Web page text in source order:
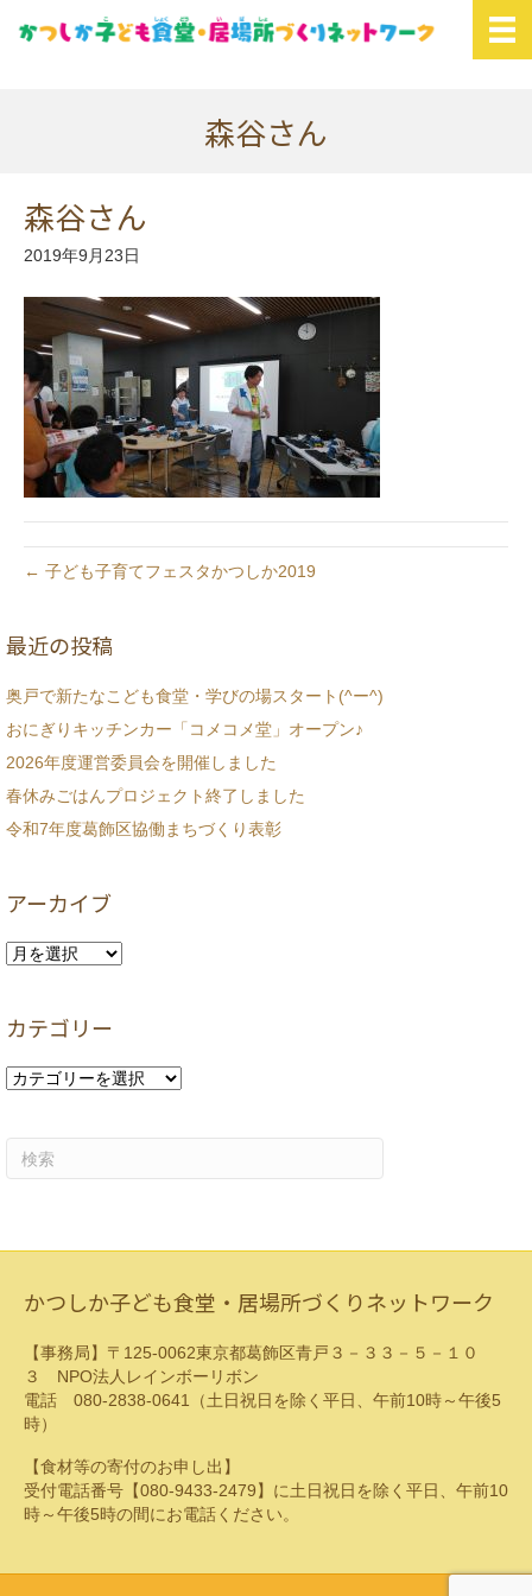
森谷さん
森谷さん
2019年9月23日
← 子ども子育てフェスタかつしか2019
最近の投稿
奥戸で新たなこども食堂・学びの場スタート(^ー^)
おにぎりキッチンカー「コメコメ堂」オープン♪
2026年度運営委員会を開催しました
春休みごはんプロジェクト終了しました
令和7年度葛飾区協働まちづくり表彰
アーカイブ
ア
イ
カテゴリー
カ
かつしか子ども食堂・居場所づくりネットワーク
【事務局】〒125-0062東京都葛飾区青戸３－３３－５－１０
３ NPO法人レインボーリボン
電話 080-2838-0641（土日祝日を除く平日、午前10時～午後5
時）
【食材等の寄付のお申し出】
受付電話番号【080-9433-2479】に土日祝日を除く平日、午前10
時～午後5時の間にお電話ください。